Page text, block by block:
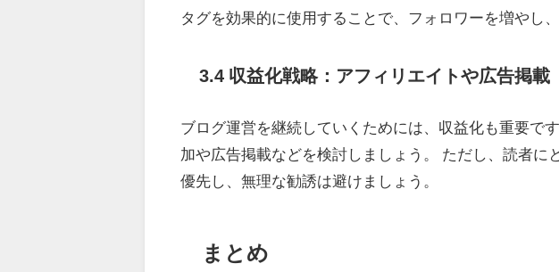
タグを効果的に使用することで、フォロワーを増やし
3.4 収益化戦略：アフィリエイトや広告掲載
ブログ運営を継続していくためには、収益化も重要で
加や広告掲載などを検討しましょう。 ただし、読者に
優先し、無理な勧誘は避けましょう。
まとめ